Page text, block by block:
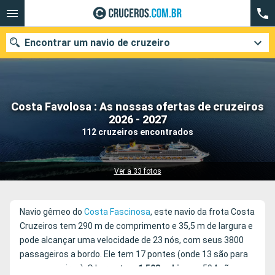
Costa Favolosa : As nossas ofertas de cruzeiros
2026 - 2027
112 cruzeiros encontrados
Ver a 33 fotos
Encontrar um navio de cruzeiro
Quando ir?
Data de partida
Companhias
Navio gêmeo do Costa Fascinosa, este navio da frota Costa
Cruzeiros tem 290 m de comprimento e 35,5 m de largura e
pode alcançar uma velocidade de 23 nós, com seus 3800
passageiros a bordo. Ele tem 17 pontes (onde 13 são para
os passageiros). O barco tem
1.508 cabines
e 594 são